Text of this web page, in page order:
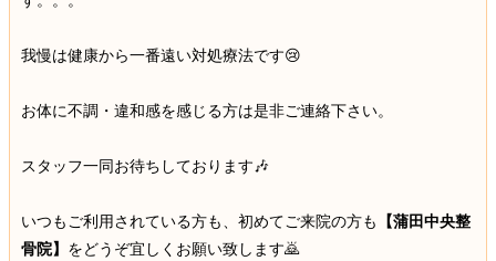
我慢は健康から一番遠い対処療法です😢
お体に不調・違和感を感じる方は是非ご連絡下さい。
スタッフ一同お待ちしております🎶
いつもご利用されている方も、初めてご来院の方も 【蒲田中央整
骨院】 をどうぞ宜しくお願い致します🙇